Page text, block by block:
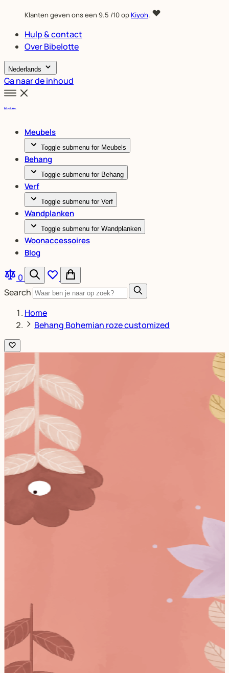
Klanten geven ons een 9.5 /10 opKiyoh.
Hulp & contact
Over Bibelotte
Nederlands
Ga naar de inhoud
Meubels
Toggle submenu for Meubels
Behang
Toggle submenu for Behang
Verf
Toggle submenu for Verf
Wandplanken
Toggle submenu for Wandplanken
Woonaccessoires
Blog
0
Search
Home
Behang Bohemian roze customized